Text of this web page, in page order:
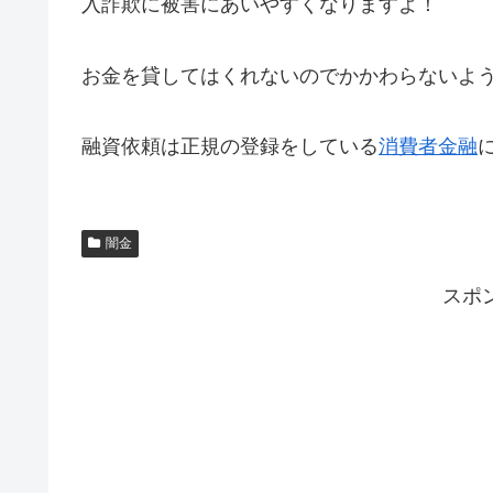
入詐欺に被害にあいやすくなりますよ！
お金を貸してはくれないのでかかわらないよう
融資依頼は正規の登録をしている消費者金融
闇金
スポ